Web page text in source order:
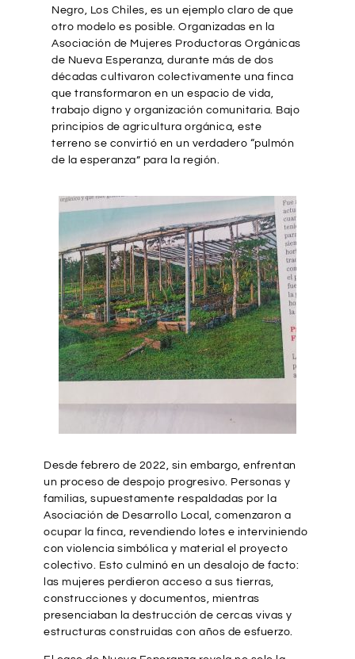
Negro, Los Chiles, es un ejemplo claro de que
otro modelo es posible. Organizadas en la
Asociación de Mujeres Productoras Orgánicas
de Nueva Esperanza, durante más de dos
décadas cultivaron colectivamente una finca
que transformaron en un espacio de vida,
trabajo digno y organización comunitaria. Bajo
principios de agricultura orgánica, este
terreno se convirtió en un verdadero “pulmón
de la esperanza” para la región.
Desde febrero de 2022, sin embargo, enfrentan
un proceso de despojo progresivo. Personas y
familias, supuestamente respaldadas por la
Asociación de Desarrollo Local, comenzaron a
ocupar la finca, revendiendo lotes e interviniendo
con violencia simbólica y material el proyecto
colectivo. Esto culminó en un desalojo de facto:
las mujeres perdieron acceso a sus tierras,
construcciones y documentos, mientras
presenciaban la destrucción de cercas vivas y
estructuras construidas con años de esfuerzo.